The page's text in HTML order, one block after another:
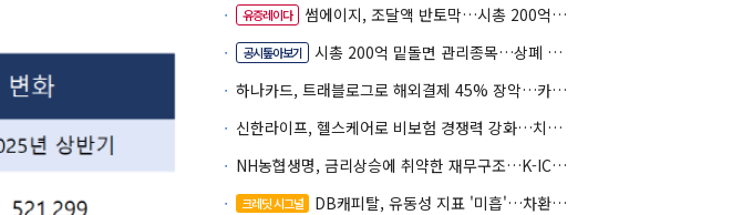
유증레이다 썸에이지, 조달액 반토막…시총 200억 못 넘으면 철회
공시톺아보기
시총 200억 밑돌면 관리종목…상폐 피하려면
하나카드, 트래블로그로 해외결제 45% 장악…카드이익은 제자리
신한라이프, 헬스케어로 비보험 경쟁력 강화…치매·간병 공략
NH농협생명, 금리상승에 취약한 재무구조…K-ICS 변동성 '주의보'
크레딧 시그널 DB캐피탈, 유동성 지표 '미흡'…차환 부담 커진다